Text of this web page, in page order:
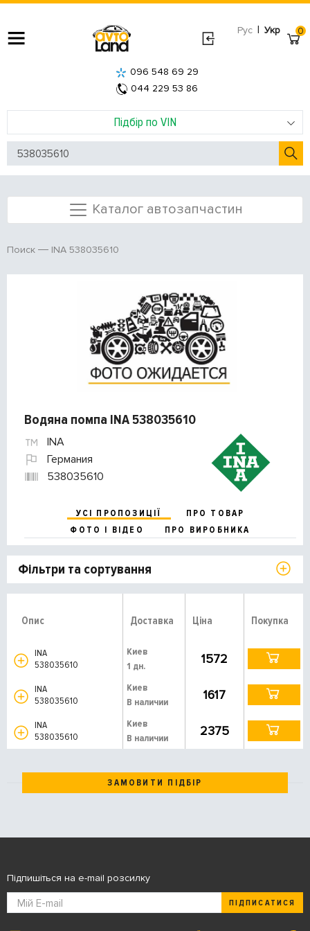
Рус | Укр
Підбір по VIN
096 548 69 29
044 229 53 86
0
Каталог автозапчастин
Поиск INA 538035610
Водяна помпа INA 538035610
INA
Германия
538035610
УСІ ПРОПОЗИЦІЇ
ПРО ТОВАР
ФОТО І ВІДЕО
ПРО ВИРОБНИКА
Фільтри та сортування
Опис Доставка Ціна Покупка
INA
538035610
Киев
1 дн.
1572
INA
538035610
Киев
В наличии
1617
INA
538035610
Киев
В наличии
2375
ЗАМОВИТИ ПІДБІР
Підпишіться на e-mail розсилку
ПІДПИСАТИСЯ